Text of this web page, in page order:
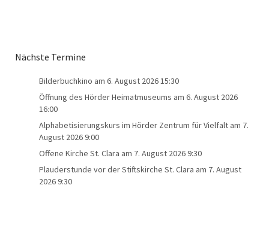
Nächste Termine
Bilderbuchkino am 6. August 2026 15:30
Öffnung des Hörder Heimatmuseums am 6. August 2026
16:00
Alphabetisierungskurs im Hörder Zentrum für Vielfalt am 7.
August 2026 9:00
Offene Kirche St. Clara am 7. August 2026 9:30
Plauderstunde vor der Stiftskirche St. Clara am 7. August
2026 9:30